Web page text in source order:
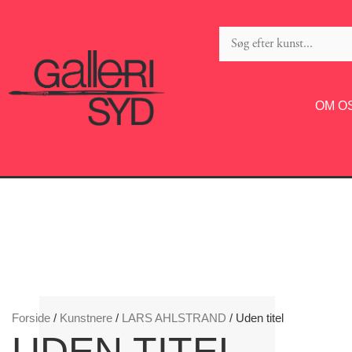
OM
Forside / Kunstnere / LARS AHLSTRAND / Uden titel